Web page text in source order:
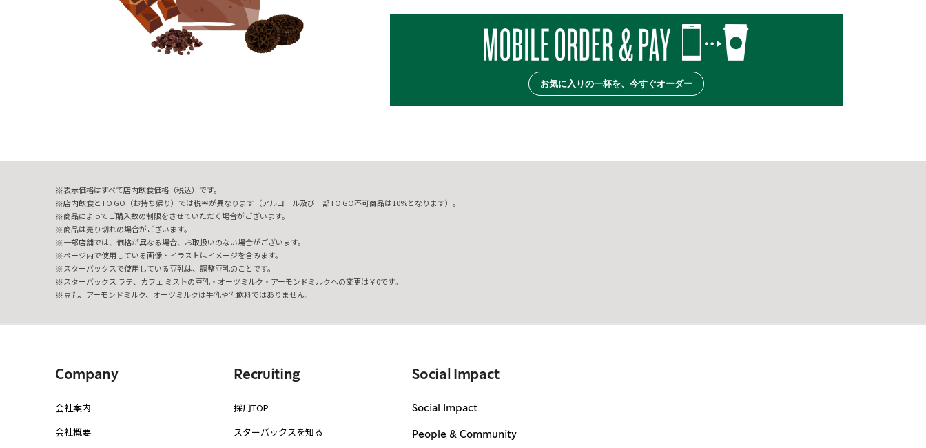
お気に入りの一杯を、今すぐオーダー
表示価格はすべて店内飲食価格（税込）です。
店内飲食とTO GO（お持ち帰り）では税率が異なります（アルコール及び一部TO GO不可商品は10%となります）。
商品によってご購入数の制限をさせていただく場合がございます。
商品は売り切れの場合がございます。
一部店舗では、価格が異なる場合、お取扱いのない場合がございます。
ページ内で使用している画像・イラストはイメージを含みます。
スターバックスで使用している豆乳は、調整豆乳のことです。
スターバックス ラテ、カフェ ミストの豆乳・オーツミルク・アーモンドミルクへの変更は￥0です。
豆乳、アーモンドミルク、オーツミルクは牛乳や乳飲料ではありません。
Company
会社案内
会社概要
Recruiting
採用TOP
スターバックスを知る
Social Impact
Social Impact
People & Community